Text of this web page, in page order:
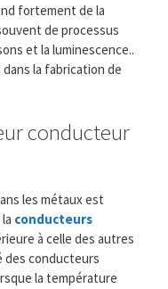
fortement de la
de processus
et la luminescence..
la fabrication de
conducteur
les métaux est
conducteurs
à celle des autres
des conducteurs
la température